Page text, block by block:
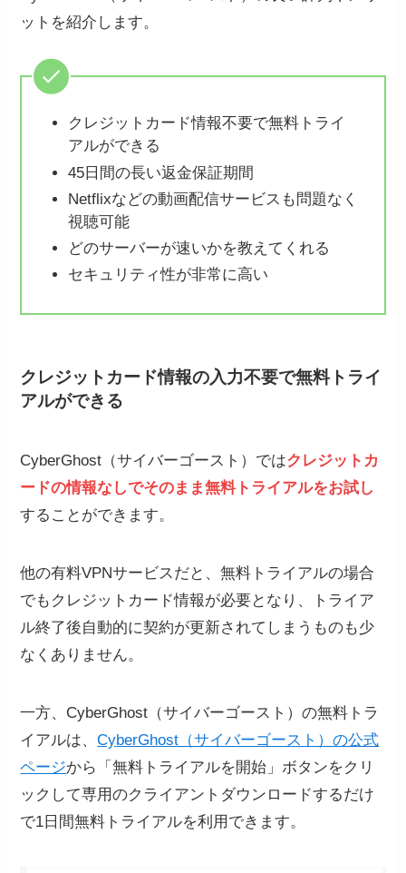
ットを紹介します。
クレジットカード情報不要で無料トライ
アルができる
45日間の長い返金保証期間
Netflixなどの動画配信サービスも問題なく
視聴可能
どのサーバーが速いかを教えてくれる
セキュリティ性が非常に高い
クレジットカード情報の入力不要で無料トライ
アルができる
CyberGhost（サイバーゴースト）ではクレジットカ
ードの情報なしでそのまま無料トライアルをお試し
することができます。
他の有料VPNサービスだと、無料トライアルの場合
でもクレジットカード情報が必要となり、トライア
ル終了後自動的に契約が更新されてしまうものも少
なくありません。
一方、CyberGhost（サイバーゴースト）の無料トラ
イアルは、CyberGhost（サイバーゴースト）の公式
ページから「無料トライアルを開始」ボタンをクリ
ックして専用のクライアントダウンロードするだけ
で1日間無料トライアルを利用できます。